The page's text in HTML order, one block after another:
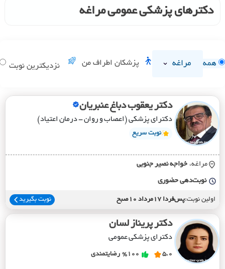
دکترهای پزشکی عمومی مراغه
همه مراغه پزشکان اطراف من نزدیکترین نوبت
دکتر یعقوب دباغ عنبریان
دکترای پزشکی (اعصاب و روان - درمان اعتیاد)
نوبت سریع
مراغه، خواجه نصير جنوبي
نوبت‌دهی حضوری
اولین نوبت:پس‌فردا 17مرداد 10صبح نوبت بگیرید
دکتر پریناز لسان
دکترای پزشکی عمومی
5.0
%100 رضایتمندی